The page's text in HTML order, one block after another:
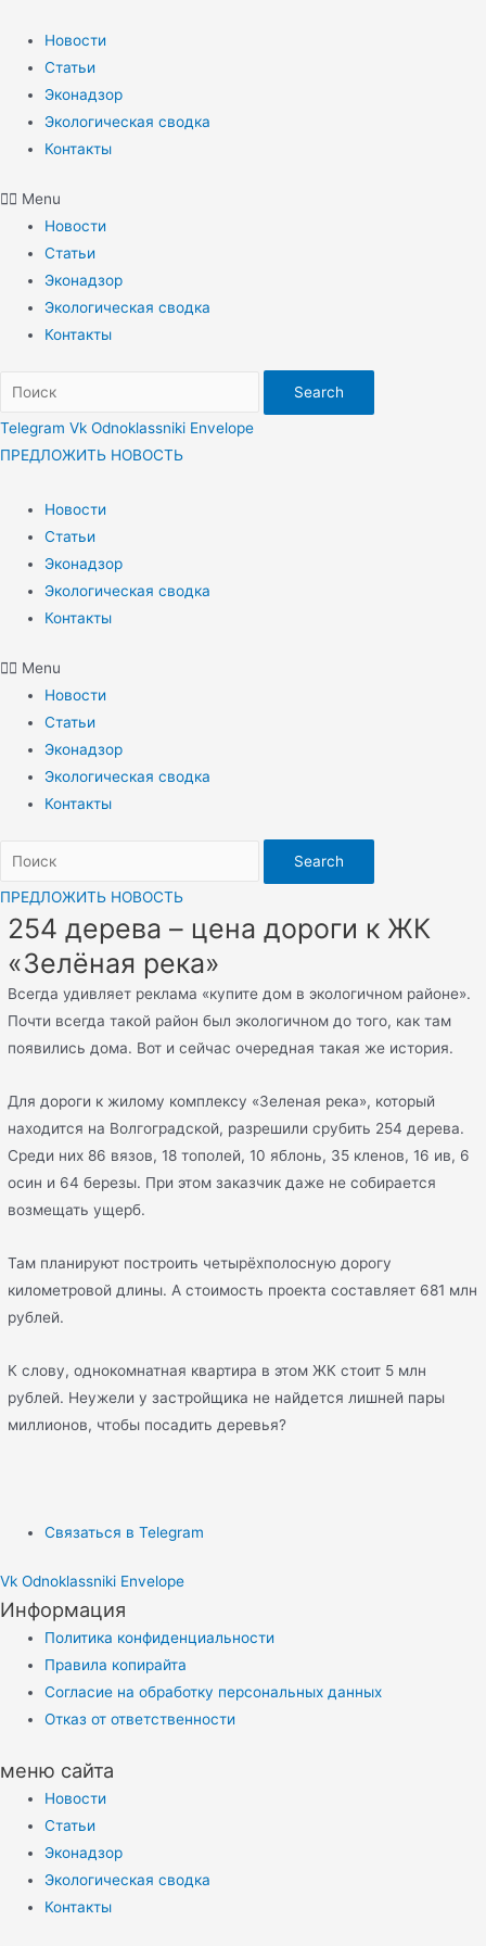
содержимому
Новости
Статьи
Эконадзор
Экологическая сводка
Контакты
Menu
Новости
Статьи
Эконадзор
Экологическая сводка
Контакты
Search
Telegram Vk Odnoklassniki Envelope
ПРЕДЛОЖИТЬ НОВОСТЬ
Новости
Статьи
Эконадзор
Экологическая сводка
Контакты
Menu
Новости
Статьи
Эконадзор
Экологическая сводка
Контакты
Search
ПРЕДЛОЖИТЬ НОВОСТЬ
254 дерева – цена дороги к ЖК
«Зелёная река»
Всегда удивляет реклама «купите дом в экологичном районе».
Почти всегда такой район был экологичном до того, как там
появились дома. Вот и сейчас очередная такая же история.
Для дороги к жилому комплексу «Зеленая река», который
находится на Волгоградской, разрешили срубить 254 дерева.
Среди них 86 вязов, 18 тополей, 10 яблонь, 35 кленов, 16 ив, 6
осин и 64 березы. При этом заказчик даже не собирается
возмещать ущерб.
Там планируют построить четырёхполосную дорогу
километровой длины. А стоимость проекта составляет 681 млн
рублей.
К слову, однокомнатная квартира в этом ЖК стоит 5 млн
рублей. Неужели у застройщика не найдется лишней пары
миллионов, чтобы посадить деревья?
Связаться в Telegram
Vk Odnoklassniki Envelope
Информация
Политика конфиденциальности
Правила копирайта
Согласие на обработку персональных данных
Отказ от ответственности
меню сайта
Новости
Статьи
Эконадзор
Экологическая сводка
Контакты